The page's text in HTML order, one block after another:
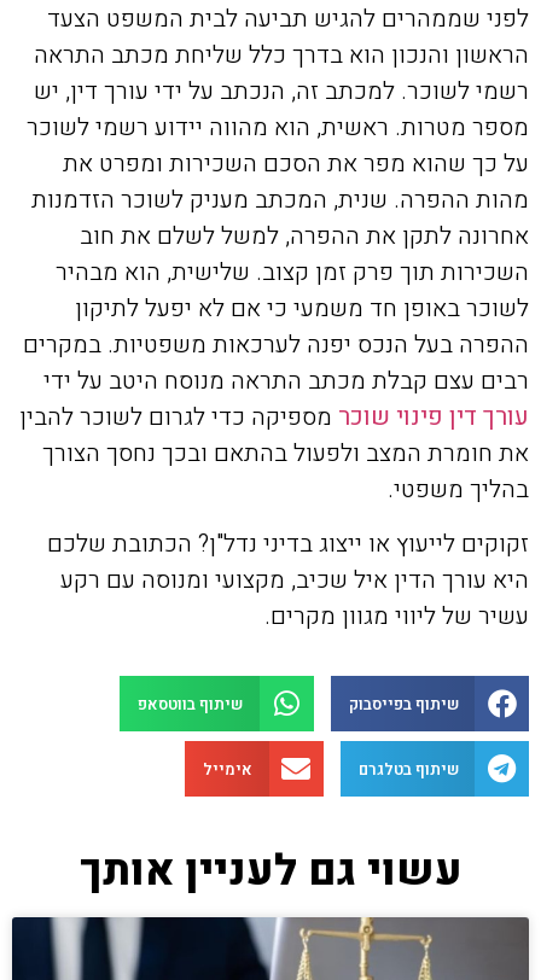
לפני שממהרים להגיש תביעה לבית המשפט הצעד
הראשון והנכון הוא בדרך כלל שליחת מכתב התראה
רשמי לשוכר. למכתב זה, הנכתב על ידי עורך דין, יש
מספר מטרות. ראשית, הוא מהווה יידוע רשמי לשוכר
על כך שהוא מפר את הסכם השכירות ומפרט את
מהות ההפרה. שנית, המכתב מעניק לשוכר הזדמנות
אחרונה לתקן את ההפרה, למשל לשלם את חוב
השכירות תוך פרק זמן קצוב. שלישית, הוא מבהיר
לשוכר באופן חד משמעי כי אם לא יפעל לתיקון
ההפרה בעל הנכס יפנה לערכאות משפטיות. במקרים
רבים עצם קבלת מכתב התראה מנוסח היטב על ידי
עורך דין פינוי שוכר מספיקה כדי לגרום לשוכר להבין
את חומרת המצב ולפעול בהתאם ובכך נחסך הצורך
בהליך משפטי.
זקוקים לייעוץ או ייצוג בדיני נדל"ן? הכתובת שלכם
היא עורך הדין איל שכיב, מקצועי ומנוסה עם רקע
עשיר של ליווי מגוון מקרים.
שיתוף בפייסבוק שיתוף בווטסאפ
שיתוף בטלגרם אימייל
עשוי גם לעניין אותך